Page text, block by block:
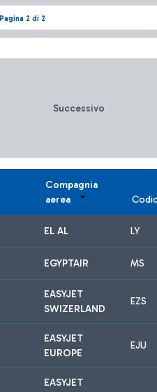
Pagina 2 di 2
Successivo
Compagnia
aerea
EL AL LY
EGYPTAIR MS
EASYJET
SWIZERLAND
EZS
EASYJET
EUROPE
EJU
EASYJET